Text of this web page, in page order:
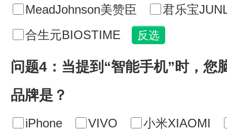
MeadJohnson美赞臣
君乐宝
合生元BIOSTIME
问题4：当提到“智能手机”时，您
品牌是？
iPhone VIVO
小米XIAOMI